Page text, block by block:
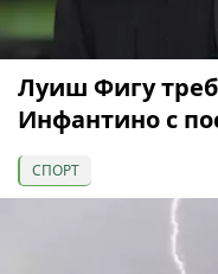
Луиш Фигу
Инфантино с
СПОРТ